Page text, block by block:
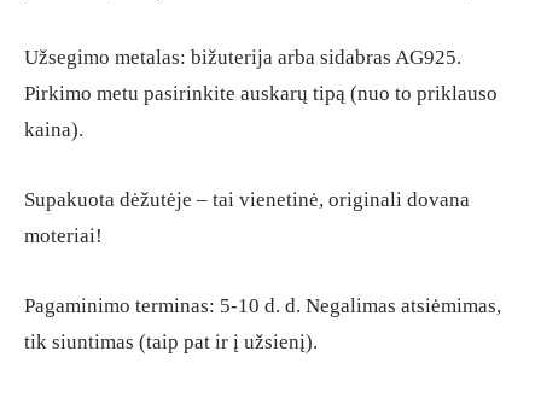
Užsegimo metalas: bižuterija arba sidabras AG925.
Pirkimo metu pasirinkite auskarų tipą (nuo to priklauso
kaina).
Supakuota dėžutėje – tai vienetinė, originali dovana
moteriai!
Pagaminimo terminas: 5-10 d. d. Negalimas atsiėmimas,
tik siuntimas (taip pat ir į užsienį).